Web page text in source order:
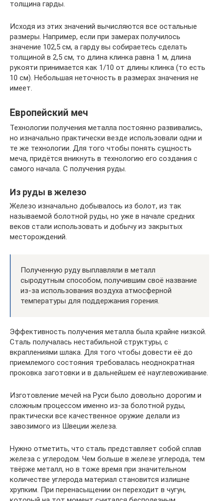
толщина гарды.
Исходя из этих значений вычисляются все остальные
размеры. Например, если при замерах получилось
значение 102,5 см, а гарду вы собираетесь сделать
толщиной в 2,5 см, то длина клинка равна 1 м, длина
рукояти принимается как 1/10 от длины клинка (то есть
10 см). Небольшая неточность в размерах значения не
имеет.
Европейский меч
Технологии получения металла постоянно развивались,
но изначально практически везде использовали одни и
те же технологии. Для того чтобы понять сущность
меча, придётся вникнуть в технологию его создания с
самого начала. С получения руды.
Из руды в железо
Железо изначально добывалось из болот, из так
называемой болотной руды, но уже в начале средних
веков стали использовать и добычу из закрытых
месторождений.
Полученную руду выплавляли в металл
сыродутным способом, получившим своё название
из-за использования воздуха атмосферной
температуры для поддержания горения.
Эффективность получения металла была крайне низкой.
Сталь получалась нестабильной структуры, с
вкраплениями шлака. Для того чтобы довести её до
приемлемого состояния требовалась неоднократная
проковка заготовки и в дальнейшем её науглевоживание.
Изготовление мечей на Руси было довольно дорогим и
сложным процессом именно из-за болотной руды,
практически все качественное оружие делали из
завозимого из Швеции железа.
Нужно отметить, что сталь представляет собой сплав
железа с углеродом. Чем больше в железе углерода, тем
твёрже металл, но в тоже время при значительном
количестве углерода материал становится излишне
хрупким. При перенасыщении он переходит в чугун,